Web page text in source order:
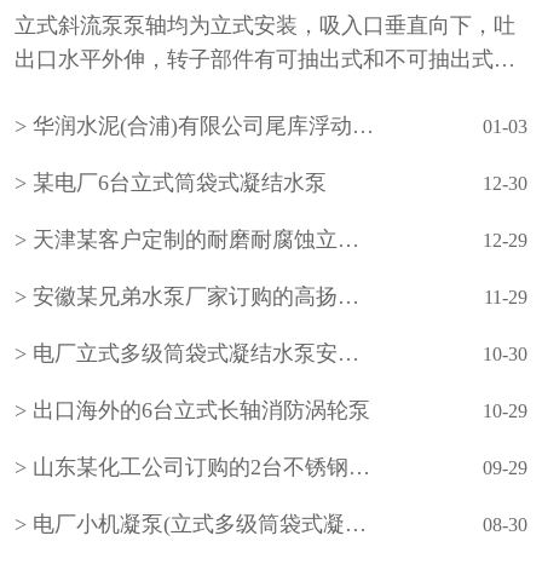
立式斜流泵泵轴均为立式安装，吸入口垂直向下，吐
出口水平外伸，转子部件有可抽出式和不可抽出式两
通常为一级，根据需要也可设计成多级。泵的轴承采
华润水泥(合浦)有限公司尾库浮动式取水泵站立式长轴泵安装现场 01-03
某电厂6台立式筒袋式凝结水泵 12-30
天津某客户定制的耐磨耐腐蚀立式长轴泵 12-29
安徽某兄弟水泵厂家订购的高扬程立式长轴泵 11-29
电厂立式多级筒袋式凝结水泵安装现场 10-30
出口海外的6台立式长轴消防涡轮泵 10-29
山东某化工公司订购的2台不锈钢立式长轴液下泵 09-29
电厂小机凝泵(立式多级筒袋式凝结水泵) 08-30